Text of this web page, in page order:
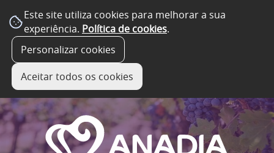
Este site utiliza cookies para melhorar a sua
experiência. Política de cookies.
Personalizar cookies
Aceitar todos os cookies